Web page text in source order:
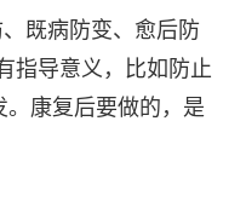
、既病防变、愈后防
指导意义，比如防止
康复后要做的，是